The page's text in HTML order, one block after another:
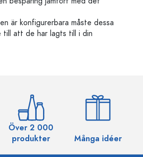
är konfigurerbara måste dessa
till att de har lagts till i din
Över 2 000
produkter
Många idéer